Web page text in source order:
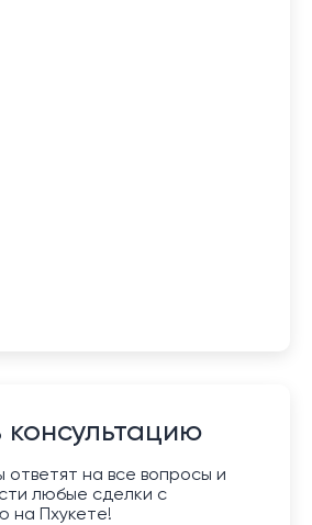
консультацию
ответят на все вопросы и
любые сделки с
на Пхукете!